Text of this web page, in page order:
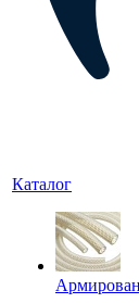
Каталог